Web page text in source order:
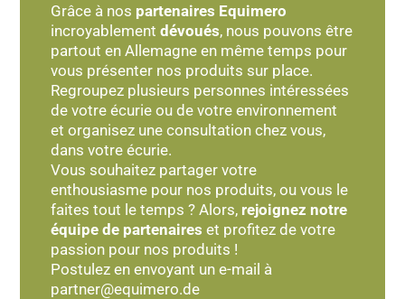
Grâce à nos partenaires Equimero
incroyablementdévoués, nous pouvons être
partout en Allemagne en même temps pour
vous présenter nos produits sur place.
Regroupez plusieurs personnes intéressées
de votre écurie ou de votre environnement
et organisez une consultation chez vous,
dans votre écurie.
Vous souhaitez partager votre
enthousiasme pour nos produits, ou vous le
faites tout le temps ? Alors, rejoignez notre
équipe de partenaires et profitez de votre
passion pour nos produits !
Postulez en envoyant un e-mail à
partner@equimero.de